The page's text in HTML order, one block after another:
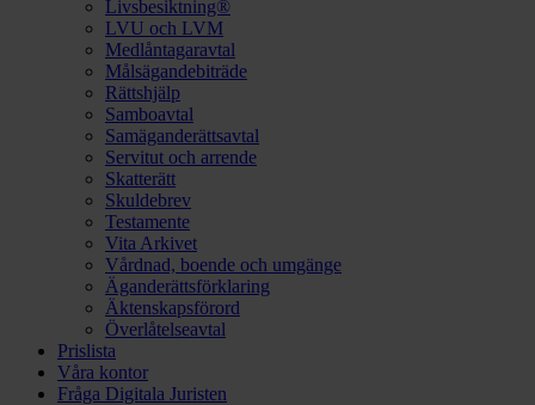
Livsbesiktning®
LVU och LVM
Medlåntagaravtal
Målsägandebiträde
Rättshjälp
Samboavtal
Samäganderättsavtal
Servitut och arrende
Skatterätt
Skuldebrev
Testamente
Vita Arkivet
Vårdnad, boende och umgänge
Äganderättsförklaring
Äktenskapsförord
Överlåtelseavtal
Prislista
Våra kontor
Fråga Digitala Juristen